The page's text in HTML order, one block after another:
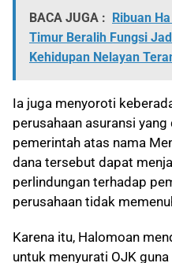
BACA JUGA : Ribuan
Timur Beralih Fungsi
Kehidupan Nelayan
Ia juga menyoroti
perusahaan asuransi
pemerintah atas nama
dana tersebut dapat
perlindungan terhadap
perusahaan tidak
Karena itu, Halomoan
untuk menyurati OJK